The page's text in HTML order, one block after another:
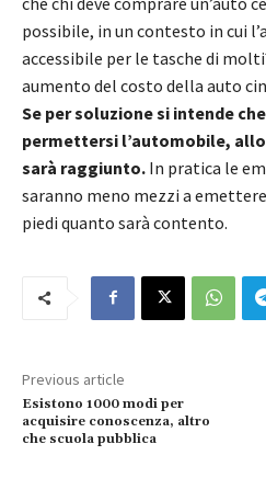
possibile, in un contesto in cui
accessibile per le tasche di
aumento del costo della auto
Se per soluzione si intende
permettersi l’automobile,
sarà raggiunto. In pratica le
saranno meno mezzi a
piedi quanto sarà contento.
Previous article
Esistono 1000 modi per
acquisire conoscenza, altro
che scuola pubblica